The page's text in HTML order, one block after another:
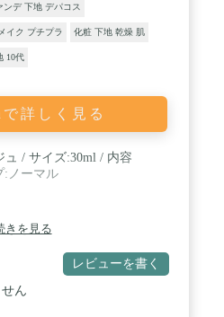
ンデ 下地 デパコス
イク プチプラ 化粧 下地 乾燥 肌
10代
詳しく見る
ュ / サイズ:30ml / 内容
:ノーマル
きを見る
レビューを書く
ん